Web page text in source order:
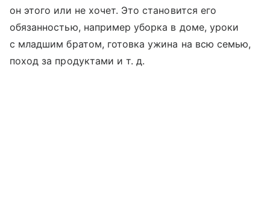
он этого или не хочет. Это становится его
обязанностью, например уборка в доме, уроки
с младшим братом, готовка ужина на всю семью,
поход за продуктами и т. д.